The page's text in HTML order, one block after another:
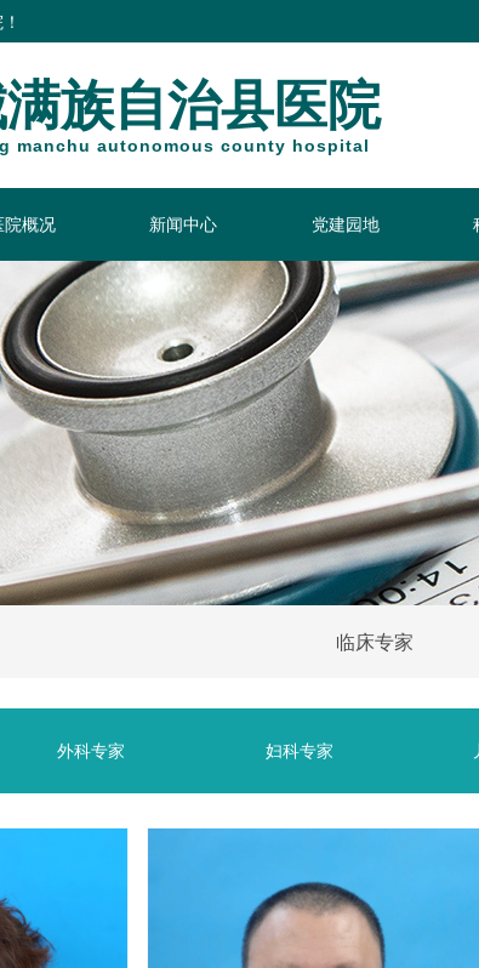
manchu autonomous county hospital
族自治县医院
院概况 新闻中心 党建园地
临床专家
外科专家 妇科专家